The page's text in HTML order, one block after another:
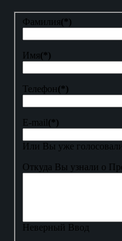
Фамилия(*)
Имя(*)
Телефон(*)
E-mail(*)
Или Вы уже
Откуда Вы узнали о
Неверный Ввод